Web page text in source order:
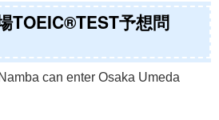
TOEIC®TEST予想問
can enter Osaka Umeda